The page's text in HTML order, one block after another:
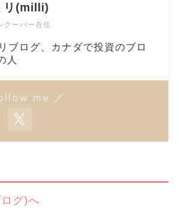
クーバー在住
リ(milli)
ブログ、カナダで投資のブロ
人
me ／
グ)へ